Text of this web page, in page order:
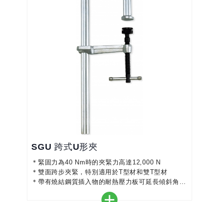
SGU 跨式U形夾
＊緊固力為40 Nm時的夾緊力高達12,000 N
＊雙面跨步夾緊，特別適用於T型材和雙T型材
＊帶有燒結鋼質插入物的耐熱壓力板可延長傾斜角